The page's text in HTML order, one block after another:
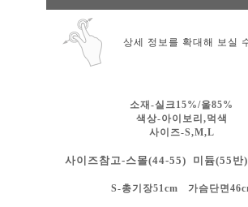
상세 정보를 확대해 보실
소재-실크15%/울85%
색상-아이보리,먹색
사이즈-S,M,L
사이즈참고-스몰(44-55) 미듐(55
S-총기장51cm 가슴단면